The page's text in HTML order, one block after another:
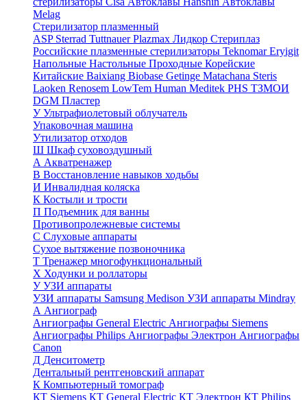
Melag
Стерилизатор плазменный
ASP Sterrad Tuttnauer Plazmax Лидкор Стериплаз
Российские плазменные стерилизаторы TeknomarEryigit
Напольные Настольные Проходные Корейские
Китайские Baixiang Biobase Getinge Matachana Steris
Laoken Renosem LowTem Human Meditek PHS ТЗМОИ
DGM Пластер
УУльтрафиолетовый облучатель
Упаковочная машина
Утилизатор отходов
Ш Шкаф суховоздушный
А Акватренажер
В Восстановление навыков ходьбы
И Инвалидная коляска
К Костыли и трости
П Подъемник для ванны
Противопролежневые системы
С Слуховые аппараты
Сухое вытяжение позвоночника
Т Тренажер многофункциональный
Х Ходунки и роллаторы
УУЗИ аппараты
УЗИ аппараты Samsung Medison УЗИ аппараты Mindray
А Ангиограф
Ангиографы General Electric Ангиографы Siemens
Ангиографы Philips Ангиографы Электрон Ангиографы
Canon
Д Денситометр
Дентальный рентгеновский аппарат
К Компьютерный томограф
КТ Siemens КТ General Electric КТ Электрон КТ Philips